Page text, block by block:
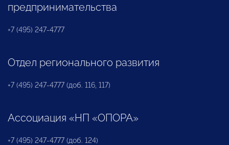
предпринимательства
+7 (495) 247-4777
Отдел регионального развития
+7 (495) 247-4777 (доб. 116, 117)
Ассоциация «НП «ОПОРА»
+7 (495) 247-4777 (доб. 124)